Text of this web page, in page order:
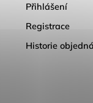
Přihlášení
Registrace
Historie